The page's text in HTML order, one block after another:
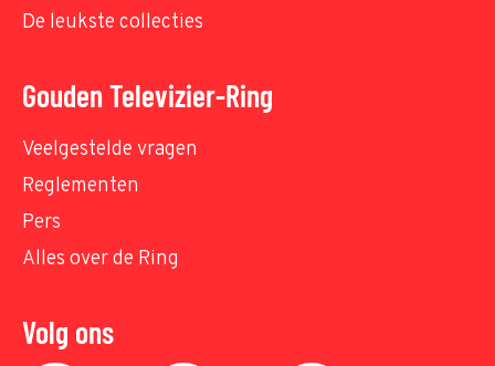
De leukste collecties
Gouden Televizier-Ring
Veelgestelde vragen
Reglementen
Pers
Alles over de Ring
Volg ons